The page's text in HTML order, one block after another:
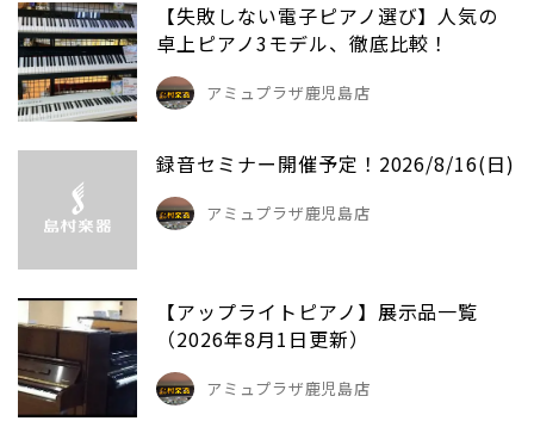
【失敗しない電子ピアノ選び】人気の
卓上ピアノ3モデル、徹底比較！
アミュプラザ鹿児島店
録音セミナー開催予定！2026/8/16(日)
アミュプラザ鹿児島店
【アップライトピアノ】展示品一覧
（2026年8月1日更新）
アミュプラザ鹿児島店